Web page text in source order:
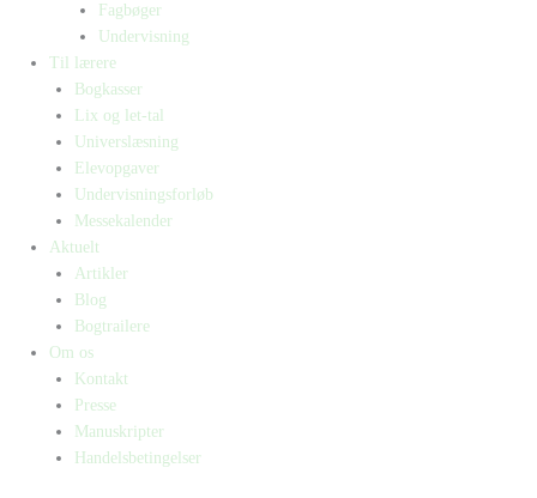
Fagbøger
Undervisning
Til lærere
Bogkasser
Lix og let-tal
Universlæsning
Elevopgaver
Undervisningsforløb
Messekalender
Aktuelt
Artikler
Blog
Bogtrailere
Om os
Kontakt
Presse
Manuskripter
Handelsbetingelser